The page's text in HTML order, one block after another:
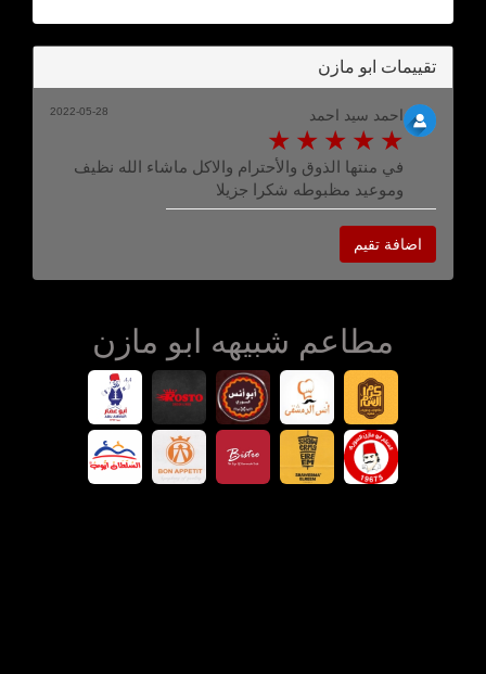
تقييمات ابو مازن
احمد سيد احمد
في منتها الذوق والأحترام والاكل ماشاء الله نظيف
وموعيد مظبوطه شكرا جزيلا
2022-05-28
اضافة تقيم
مطاعم شبيهه ابو مازن